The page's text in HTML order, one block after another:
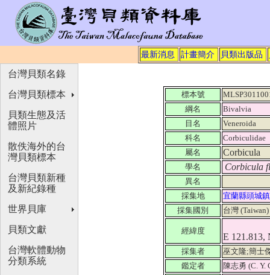
最新消息 計畫簡介 貝類出版品
標本號
綱名
Bivalvia
目名
Veneroida
科名
Corbiculidae
屬名
Corbicula
學名 Corbicula
異名
採集地
宜蘭縣頭城
採集國別
台灣
經緯度
E 121.813,
採集者
巫文隆;簡士
鑑定者
陳志勇 (C. Y.
台灣貝類名錄
台灣貝類標本
貝類生態及活
體照片
散佚海外的台
灣貝類標本
台灣貝類新種
及新紀錄種
世界貝庫
貝類文獻
台灣軟體動物
分類系統